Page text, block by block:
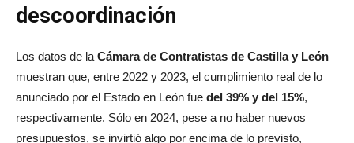
descoordinación
Los datos de la Cámara de Contratistas de Castilla y León
muestran que, entre 2022 y 2023, el cumplimiento real de lo
anunciado por el Estado en León fue del 39% y del 15%,
respectivamente. Sólo en 2024, pese a no haber nuevos
presupuestos, se invirtió algo por encima de lo previsto,